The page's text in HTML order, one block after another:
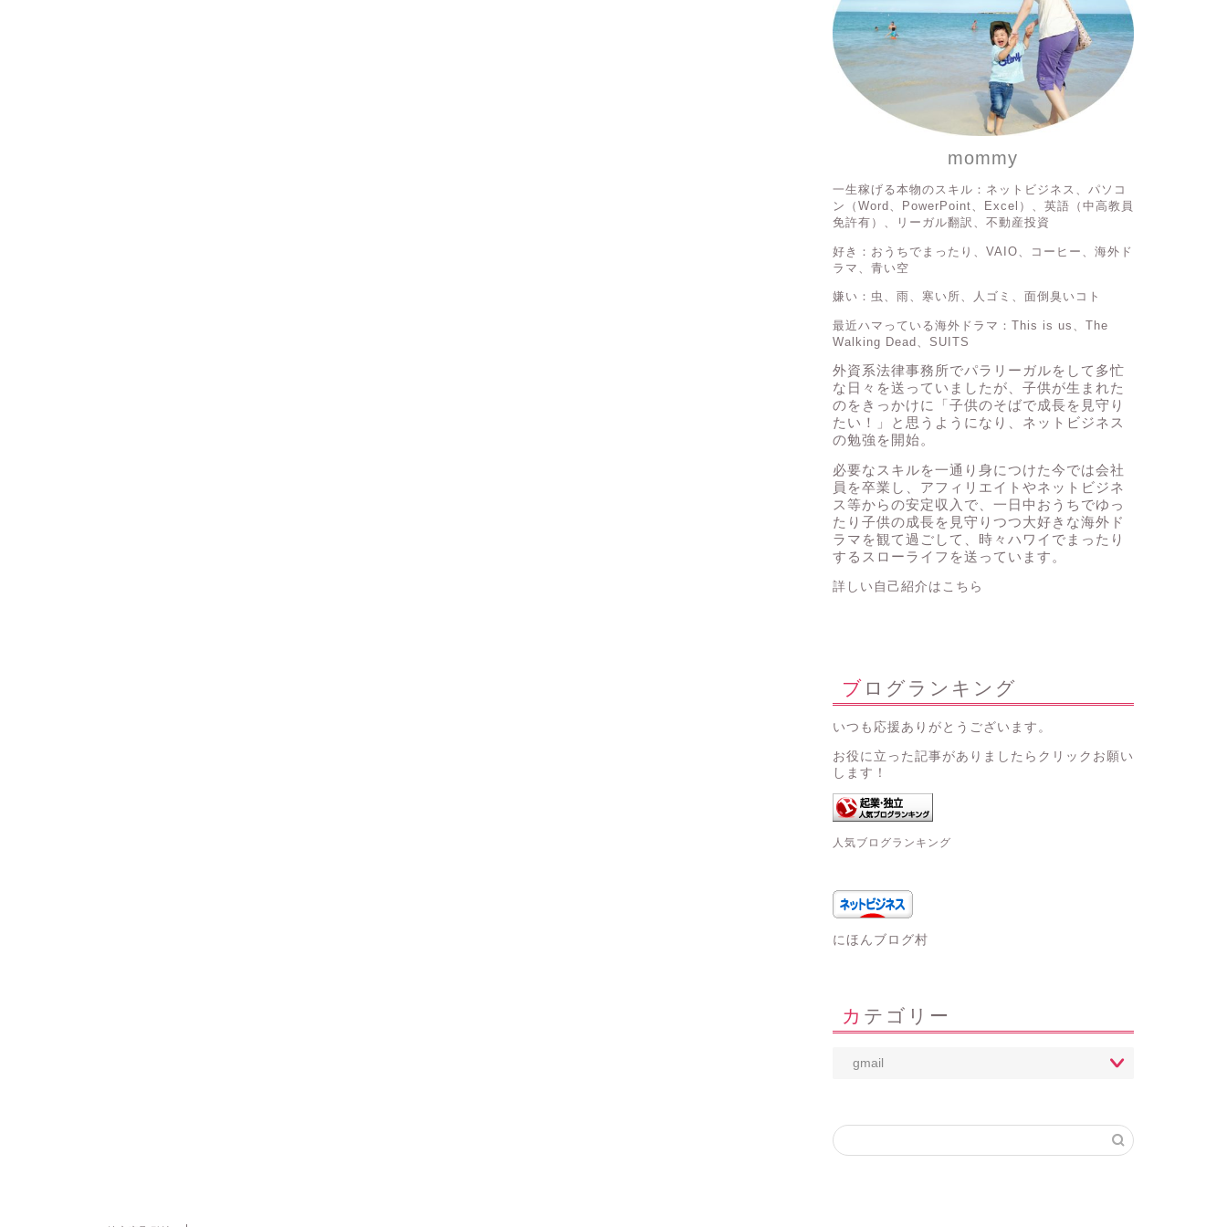
mommy
一生稼げる本物のスキル：ネットビジネス、パソコ
ン（Word、PowerPoint、Excel）、英語（中高教員
免許有）、リーガル翻訳、不動産投資
好き：おうちでまったり、VAIO、コーヒー、海外ド
ラマ、青い空
嫌い：虫、雨、寒い所、人ゴミ、面倒臭いコト
最近ハマっている海外ドラマ：This is us、The
Walking Dead、SUITS
外資系法律事務所でパラリーガルをして多忙
な日々を送っていましたが、子供が生まれた
のをきっかけに「子供のそばで成長を見守り
たい！」と思うようになり、ネットビジネス
の勉強を開始。
必要なスキルを一通り身につけた今では会社
員を卒業し、アフィリエイトやネットビジネ
ス等からの安定収入で、一日中おうちでゆっ
たり子供の成長を見守りつつ大好きな海外ド
ラマを観て過ごして、時々ハワイでまったり
するスローライフを送っています。
詳しい自己紹介はこちら
ブログランキング
いつも応援ありがとうございます。
お役に立った記事がありましたらクリックお願い
します！
人気ブログランキング
にほんブログ村
カテゴリー